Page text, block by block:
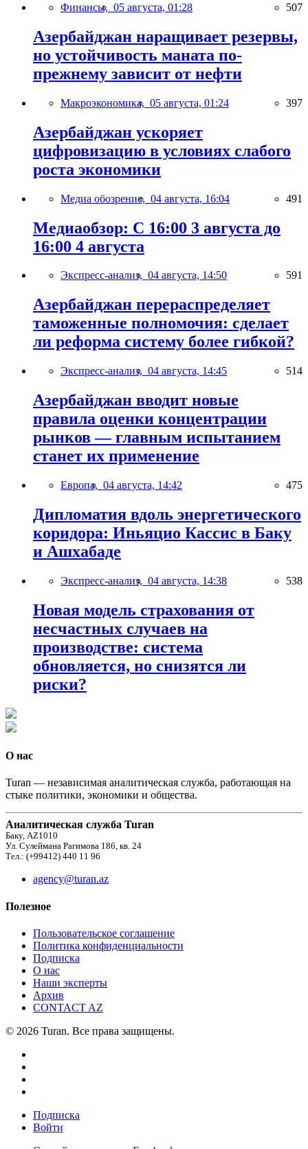
Финансы, 05 августа, 01:28 507
Азербайджан наращивает резервы,
но устойчивость маната по-
прежнему зависит от нефти
Макроэкономика, 05 августа, 01:24 397
Азербайджан ускоряет
цифровизацию в условиях слабого
роста экономики
Медиа обозрение, 04 августа, 16:04 491
Медиаобзор: С 16:00 3 августа до
16:00 4 августа
Экспресс-анализ, 04 августа, 14:50 591
Азербайджан перераспределяет
таможенные полномочия: сделает
ли реформа систему более гибкой?
Экспресс-анализ, 04 августа, 14:45 514
Азербайджан вводит новые
правила оценки концентрации
рынков — главным испытанием
станет их применение
Европа, 04 августа, 14:42 475
Дипломатия вдоль энергетического
коридора: Иньяцио Кассис в Баку
и Ашхабаде
Экспресс-анализ, 04 августа, 14:38 538
Новая модель страхования от
несчастных случаев на
производстве: система
обновляется, но снизятся ли
риски?
О нас
Turan — независимая аналитическая служба, работающая на
стыке политики, экономики и общества.
Аналитическая служба Turan
Баку, AZ1010
Ул. Сулеймана Рагимова 186, кв. 24
Тел.: (+99412) 440 11 96
agency@turan.az
Полезное
Пользовательское соглашение
Политика конфиденциальности
Подписка
О нас
Наши эксперты
Архив
CONTACT AZ
© 2026 Turan. Все права защищены.
Подписка
Войти